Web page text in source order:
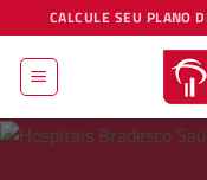
to
content
CALCULE SEU PLANO